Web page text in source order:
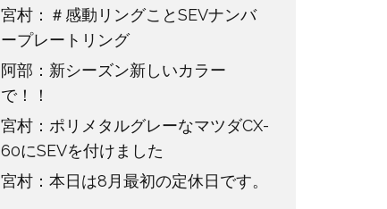
宮村：＃感動リングことSEVナンバ
ープレートリング
阿部：新シーズン新しいカラー
で！！
宮村：ポリメタルグレーなマツダCX-
60にSEVを付けました
宮村：本日は8月最初の定休日です。